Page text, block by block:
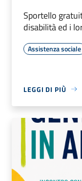
Sportello
disabilità ed i
Assistenza sociale
LEGGI DI PIÙ